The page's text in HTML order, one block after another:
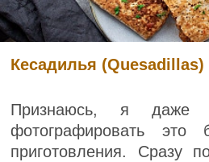
Кесадилья (Quesadillas)
Признаюсь, я даже
фотографировать
приготовления. Сразу